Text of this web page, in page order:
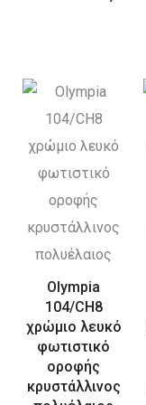
Olympia
104/CH8
χρώμιο λευκό
φωτιστικό
οροφής
κρυστάλλινος